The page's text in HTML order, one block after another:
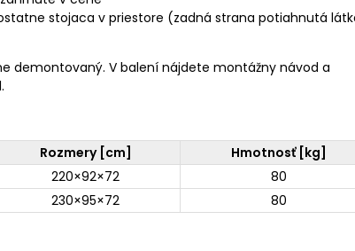
stojaca v priestore (zadná strana potiahnutá
demontovaný. V balení nájdete montážny návod a
Rozmery [cm]
Hmotnosť [kg]
220×92×72
80
230×95×72 80